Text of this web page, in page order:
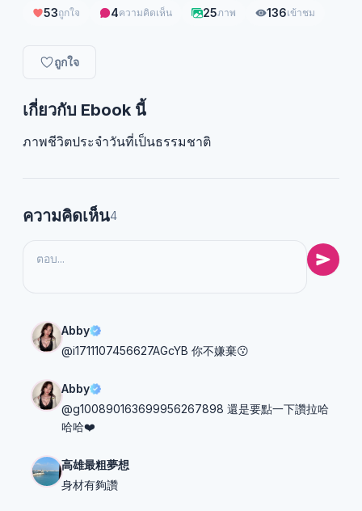
53ถูกใจ 4ความคิดเห็น 25ภาพ 136เข้าชม
ถูกใจ
เกี่ยวกับ Ebook นี้
ภาพชีวิตประจำวันที่เป็นธรรมชาติ
ความคิดเห็น4
Abby
@i1711107456627AGcYB 你不嫌棄😗
Abby
@g100890163699956267898 還是要點一下讚拉哈
哈哈❤️
高雄最粗夢想
身材有夠讚